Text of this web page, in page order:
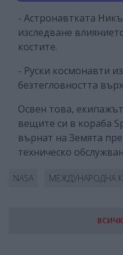
- Астронавтката
изследване
костите.
- Руски космонавти
безтегловността
Освен това,
вещите си в кораба
върнат на Земята
техническо
NASA МЕЖДУНАРОДНА